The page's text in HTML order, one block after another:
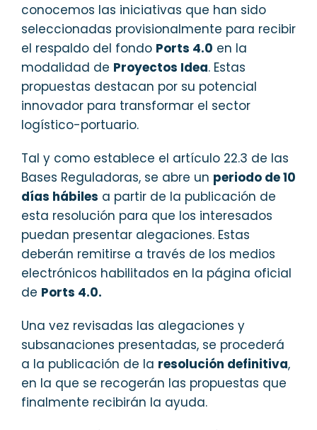
conocemos las iniciativas que han sido
seleccionadas provisionalmente para recibir
el respaldo del fondo Ports 4.0 en la
modalidad de Proyectos Idea. Estas
propuestas destacan por su potencial
innovador para transformar el sector
logístico-portuario.
Tal y como establece el artículo 22.3 de las
Bases Reguladoras, se abre un periodo de 10
días hábiles a partir de la publicación de
esta resolución para que los interesados
puedan presentar alegaciones. Estas
deberán remitirse a través de los medios
electrónicos habilitados en la página oficial
de Ports 4.0.
Una vez revisadas las alegaciones y
subsanaciones presentadas, se procederá
a la publicación de la resolución definitiva,
en la que se recogerán las propuestas que
finalmente recibirán la ayuda.